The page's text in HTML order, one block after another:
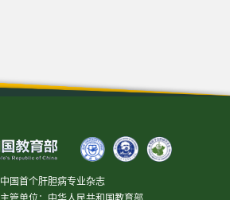
中国首个肝胆病专业杂志